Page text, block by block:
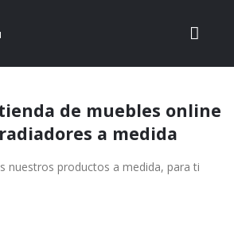
de muebles online
a medida
nuestros productos a medida, para ti